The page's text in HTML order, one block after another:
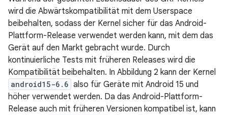
wird die Abwärtskompatibilität mit dem Userspace
beibehalten, sodass der Kernel sicher für das Android-
Plattform-Release verwendet werden kann, mit dem das
Gerät auf den Markt gebracht wurde. Durch
kontinuierliche Tests mit früheren Releases wird die
Kompatibilität beibehalten. In Abbildung 2 kann der Kernel
android15-6.6 also für Geräte mit Android 15 und
höher verwendet werden. Da das Android-Plattform-
Release auch mit früheren Versionen kompatibel ist, kann